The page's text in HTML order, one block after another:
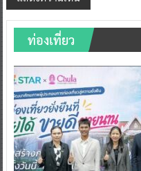
ท่องเที่ยว